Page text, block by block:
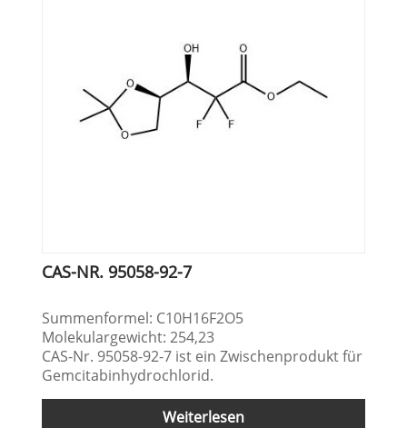
CAS-NR. 95058-92-7
Summenformel: C10H16F2O5
Molekulargewicht: 254,23
CAS-Nr. 95058-92-7 ist ein Zwischenprodukt für
Gemcitabinhydrochlorid.
Weiterlesen